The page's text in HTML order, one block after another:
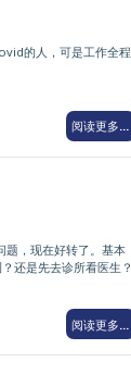
的人，可是工作全程
阅读更多...
题，现在好转了。基本
还是先去诊所看医生？
阅读更多...